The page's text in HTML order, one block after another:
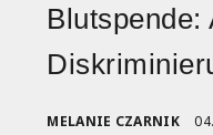
Blutspende:
MELANIE CZARNIK